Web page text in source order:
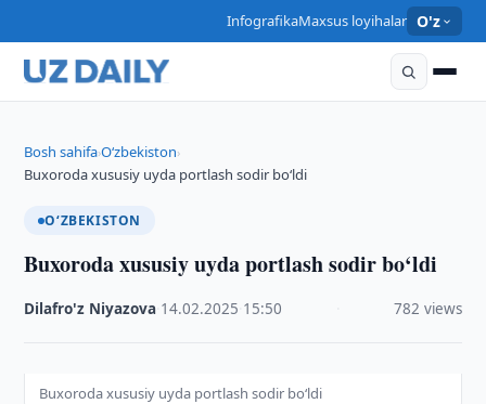
InfografikaMaxsus loyihalar O'z
Bosh sahifa›O‘zbekiston›
Buxoroda xususiy uyda portlash sodir bo‘ldi
O‘ZBEKISTON
Buxoroda xususiy uyda portlash sodir bo‘ldi
Dilafro'z Niyazova 14.02.2025 15:50 782 views
Buxoroda xususiy uyda portlash sodir bo‘ldi